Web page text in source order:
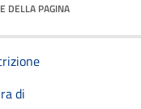
DELLA PAGINA
di